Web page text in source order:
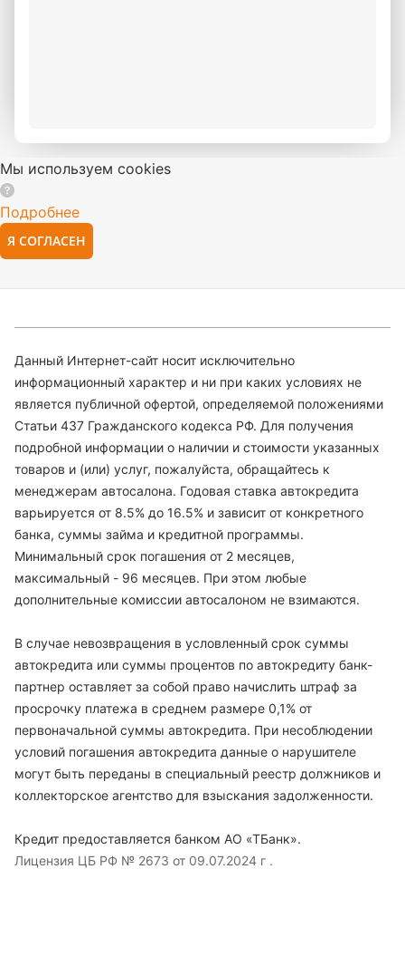
Мы используем cookies
Подробнее
Я СОГЛАСЕН
Данный Интернет-сайт носит исключительно
информационный характер и ни при каких условиях не
является публичной офертой, определяемой положениями
Статьи 437 Гражданского кодекса РФ. Для получения
подробной информации о наличии и стоимости указанных
товаров и (или) услуг, пожалуйста, обращайтесь к
менеджерам автосалона. Годовая ставка автокредита
варьируется от 8.5% до 16.5% и зависит от конкретного
банка, суммы займа и кредитной программы.
Минимальный срок погашения от 2 месяцев,
максимальный - 96 месяцев. При этом любые
дополнительные комиссии автосалоном не взимаются.
В случае невозвращения в условленный срок суммы
автокредита или суммы процентов по автокредиту банк-
партнер оставляет за собой право начислить штраф за
просрочку платежа в среднем размере 0,1% от
первоначальной суммы автокредита. При несоблюдении
условий погашения автокредита данные о нарушителе
могут быть переданы в специальный реестр должников и
коллекторское агентство для взыскания задолженности.
Кредит предоставляется банком АО «ТБанк».
Лицензия ЦБ РФ № 2673 от 09.07.2024 г .